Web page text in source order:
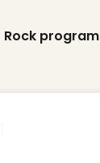
Rock program